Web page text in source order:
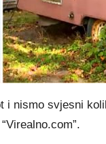
i nismo svjesni